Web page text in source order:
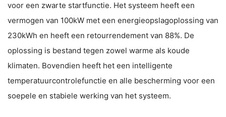
voor een zwarte startfunctie. Het systeem heeft een
vermogen van 100kW met een energieopslagoplossing van
230kWh en heeft een retourrendement van 88%. De
oplossing is bestand tegen zowel warme als koude
klimaten. Bovendien heeft het een intelligente
temperatuurcontrolefunctie en alle bescherming voor een
soepele en stabiele werking van het systeem.